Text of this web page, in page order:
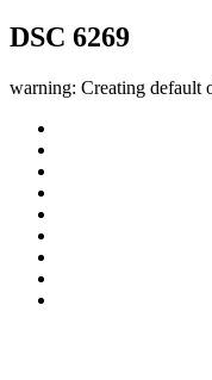
DSC 6269
warning: Creating default